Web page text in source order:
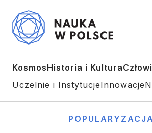
KosmosHistoria i Kultura
Uczelnie i InstytucjeInnowacje